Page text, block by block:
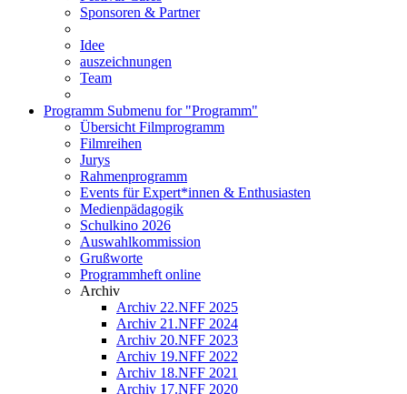
Sponsoren & Partner
Idee
auszeichnungen
Team
Programm Submenu for "Programm"
Übersicht Filmprogramm
Filmreihen
Jurys
Rahmenprogramm
Events für Expert*innen & Enthusiasten
Medienpädagogik
Schulkino 2026
Auswahlkommission
Grußworte
Programmheft online
Archiv
Archiv 22.NFF 2025
Archiv 21.NFF 2024
Archiv 20.NFF 2023
Archiv 19.NFF 2022
Archiv 18.NFF 2021
Archiv 17.NFF 2020